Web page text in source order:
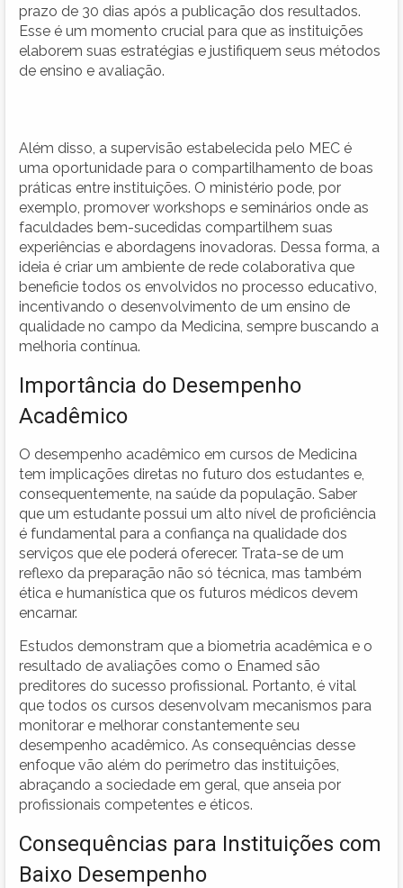
prazo de 30 dias após a publicação dos resultados.
Esse é um momento crucial para que as instituições
elaborem suas estratégias e justifiquem seus métodos
de ensino e avaliação.
Além disso, a supervisão estabelecida pelo MEC é
uma oportunidade para o compartilhamento de boas
práticas entre instituições. O ministério pode, por
exemplo, promover workshops e seminários onde as
faculdades bem-sucedidas compartilhem suas
experiências e abordagens inovadoras. Dessa forma, a
ideia é criar um ambiente de rede colaborativa que
beneficie todos os envolvidos no processo educativo,
incentivando o desenvolvimento de um ensino de
qualidade no campo da Medicina, sempre buscando a
melhoria contínua.
Importância do Desempenho
Acadêmico
O desempenho acadêmico em cursos de Medicina
tem implicações diretas no futuro dos estudantes e,
consequentemente, na saúde da população. Saber
que um estudante possui um alto nível de proficiência
é fundamental para a confiança na qualidade dos
serviços que ele poderá oferecer. Trata-se de um
reflexo da preparação não só técnica, mas também
ética e humanística que os futuros médicos devem
encarnar.
Estudos demonstram que a biometria acadêmica e o
resultado de avaliações como o Enamed são
preditores do sucesso profissional. Portanto, é vital
que todos os cursos desenvolvam mecanismos para
monitorar e melhorar constantemente seu
desempenho acadêmico. As consequências desse
enfoque vão além do perímetro das instituições,
abraçando a sociedade em geral, que anseia por
profissionais competentes e éticos.
Consequências para Instituições com
Baixo Desempenho